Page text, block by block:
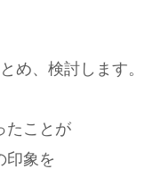
め、検討します。
たことが
印象を